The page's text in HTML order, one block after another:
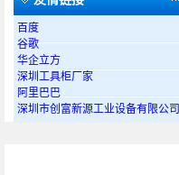
百度
谷歌
华企立方
深圳工具柜厂家
阿里巴巴
深圳市创富新源工业设备有限公司